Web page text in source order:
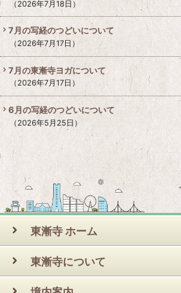
2026年7月18日
7月の写経のつどいについて
2026年7月17日
7月の東漸寺ヨガについて
2026年7月17日
6月の写経のつどいについて
2026年5月25日
東漸寺 ホーム
東漸寺について